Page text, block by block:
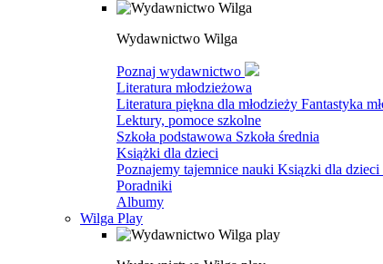
Wydawnictwo Wilga
Poznaj wydawnictwo
Literatura młodzieżowa
Literatura piękna dla młodzieży Fantastyka
Lektury, pomoce szkolne
Szkoła podstawowa Szkoła średnia
Książki dla dzieci
Poznajemy tajemnice nauki Ksiązki dla dzieci
Poradniki
Albumy
Wilga Play